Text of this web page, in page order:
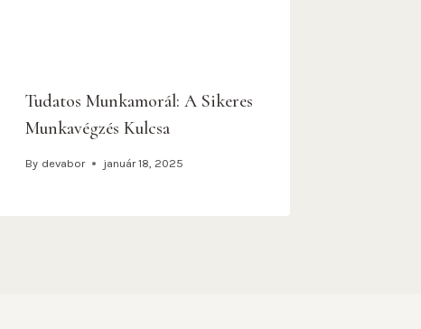
Tudatos Munkamorál: A Sikeres
Munkavégzés Kulcsa
By devabor január 18, 2025